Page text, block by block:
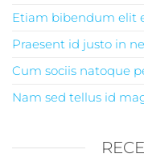
Etiam bibendum elit
Praesent id justo in
Cum sociis natoque
Nam sed tellus id